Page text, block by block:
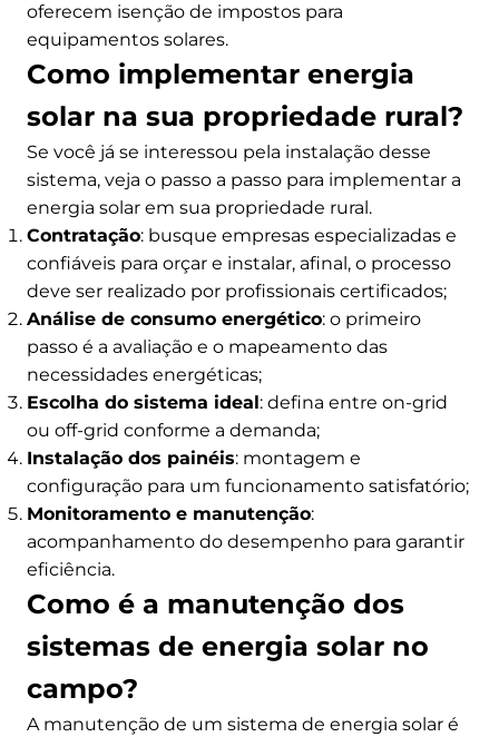
oferecem isenção de impostos para
equipamentos solares.
Como implementar energia
solar na sua propriedade rural?
Se você já se interessou pela instalação desse
sistema, veja o passo a passo para implementar a
energia solar em sua propriedade rural.
Contratação: busque empresas especializadas e
confiáveis para orçar e instalar, afinal, o processo
deve ser realizado por profissionais certificados;
Análise de consumo energético: o primeiro
passo é a avaliação e o mapeamento das
necessidades energéticas;
Escolha do sistema ideal: defina entre on-grid
ou off-grid conforme a demanda;
Instalação dos painéis: montagem e
configuração para um funcionamento satisfatório;
Monitoramento e manutenção:
acompanhamento do desempenho para garantir
eficiência.
Como é a manutenção dos
sistemas de energia solar no
campo?
A manutenção de um sistema de energia solar é